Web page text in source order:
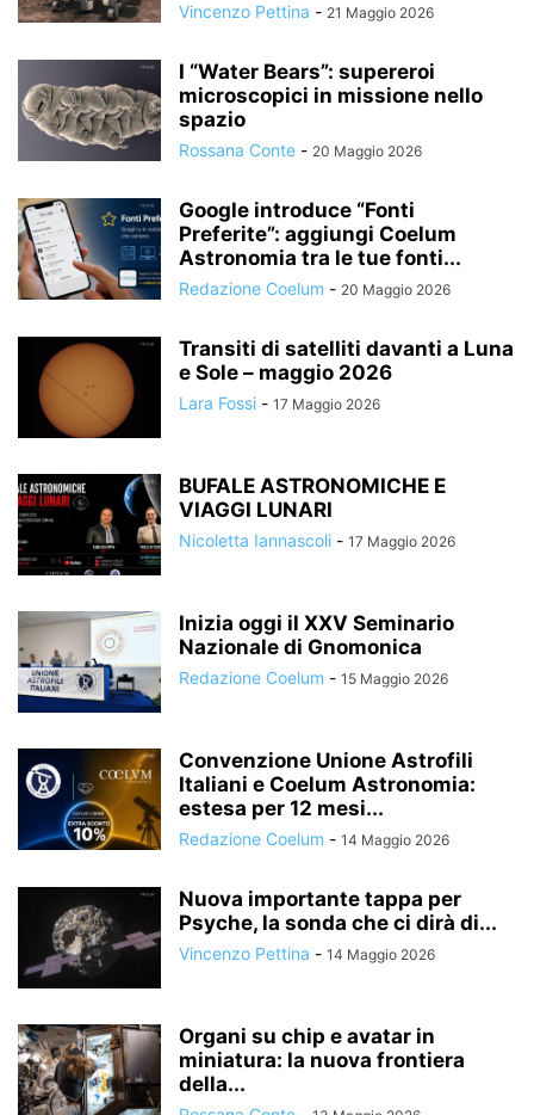
Vincenzo Pettina - 21 Maggio 2026
I “Water Bears”: supereroi
microscopici in missione nello
spazio
Rossana Conte - 20 Maggio 2026
Google introduce “Fonti
Preferite”: aggiungi Coelum
Astronomia tra le tue fonti...
Redazione Coelum - 20 Maggio 2026
Transiti di satelliti davanti a Luna
e Sole – maggio 2026
Lara Fossi - 17 Maggio 2026
BUFALE ASTRONOMICHE E
VIAGGI LUNARI
Nicoletta Iannascoli - 17 Maggio 2026
Inizia oggi il XXV Seminario
Nazionale di Gnomonica
Redazione Coelum - 15 Maggio 2026
Convenzione Unione Astrofili
Italiani e Coelum Astronomia:
estesa per 12 mesi...
Redazione Coelum - 14 Maggio 2026
Nuova importante tappa per
Psyche, la sonda che ci dirà di...
Vincenzo Pettina - 14 Maggio 2026
Organi su chip e avatar in
miniatura: la nuova frontiera
della...